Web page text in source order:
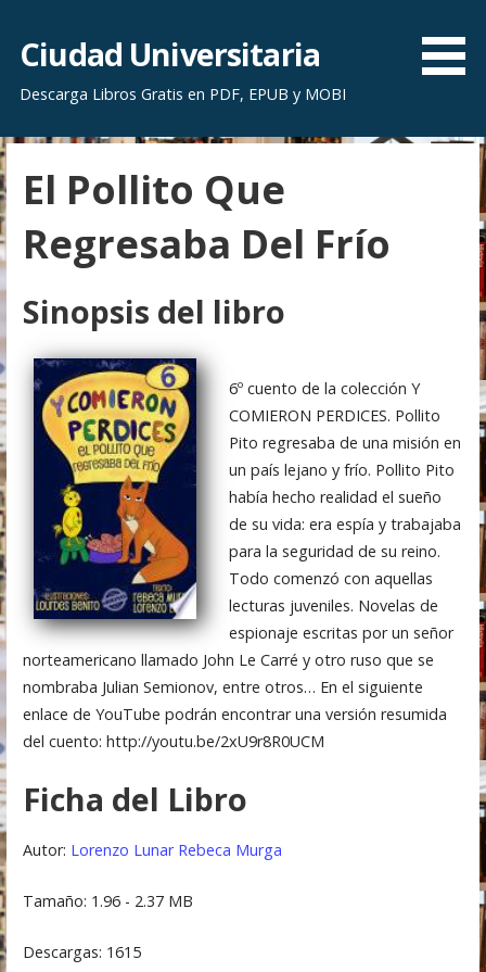
r
a
l
c
o
n
e
n
i
d
o
Ciudad Universitaria
Descarga Libros Gratis en PDF, EPUB y MOBI
El Pollito Que
Regresaba Del Frío
Sinopsis del libro
6º cuento de la colección Y
COMIERON PERDICES. Pollito
Pito regresaba de una misión en
un país lejano y frío. Pollito Pito
había hecho realidad el sueño
de su vida: era espía y trabajaba
para la seguridad de su reino.
Todo comenzó con aquellas
lecturas juveniles. Novelas de
espionaje escritas por un señor
norteamericano llamado John Le Carré y otro ruso que se
nombraba Julian Semionov, entre otros… En el siguiente
enlace de YouTube podrán encontrar una versión resumida
del cuento: http://youtu.be/2xU9r8R0UCM
Ficha del Libro
Autor: Lorenzo Lunar Rebeca Murga
Tamaño: 1.96 - 2.37 MB
Descargas: 1615